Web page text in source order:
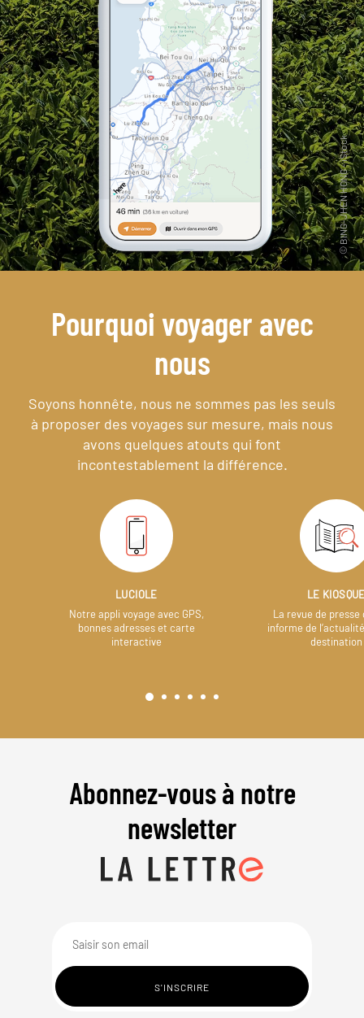
Pourquoi voyager avec
nous
Soyons honnête, nous ne sommes pas les seuls
à proposer des voyages sur mesure, mais nous
avons quelques atouts qui font
incontestablement la différence.
LUCIOLE
Notre appli voyage avec GPS,
bonnes adresses et carte
interactive
LE
La revue de presse
informe de
destination
Abonnez-vous à notre
newsletter